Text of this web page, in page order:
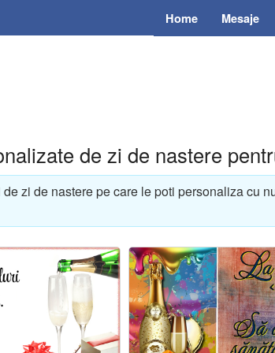
Home Mesaje
de zi de nastere
zi de nastere pe care le poti personaliza cu